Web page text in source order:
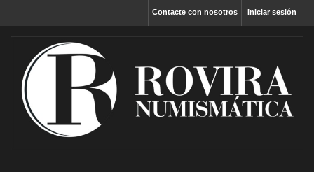
Iniciar sesión
Contacte con nosotros